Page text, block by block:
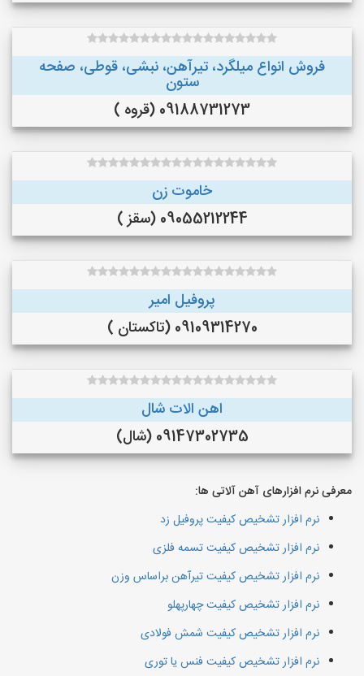
فروش انواع میلگرد، تیرآهن، نبشی، قوطی، صفحه
ستون
09188731273 (قروه )
خاموت زن
09055212244 (سقز )
پروفیل امیر
09109314270 (تاکستان )
اهن الات شال
09147302735 (شال)
معرفی نرم افزارهای آهن آلاتی ها:
نرم افزار تشخیص کیفیت پروفیل زد
نرم افزار تشخیص کیفیت تسمه فلزی
نرم افزار تشخیص کیفیت تیرآهن براساس وزن
نرم افزار تشخیص کیفیت چهارپهلو
نرم افزار تشخیص کیفیت شمش فولادی
نرم افزار تشخیص کیفیت فنس یا توری